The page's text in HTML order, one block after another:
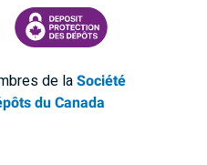
DÉPÔTS DU CANADA
CDIC PROTECTING YOUR
de laSociété
du Canada